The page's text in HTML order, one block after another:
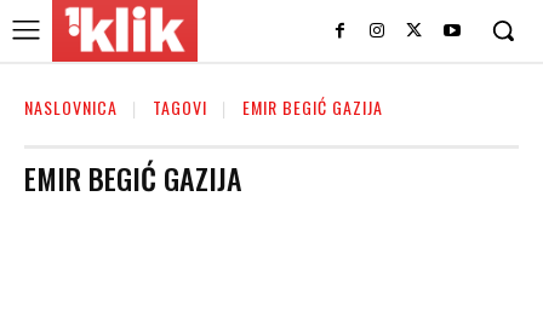
NASLOVNICA TAGOVI EMIR BEGIĆ GAZIJA
EMIR BEGIĆ GAZIJA